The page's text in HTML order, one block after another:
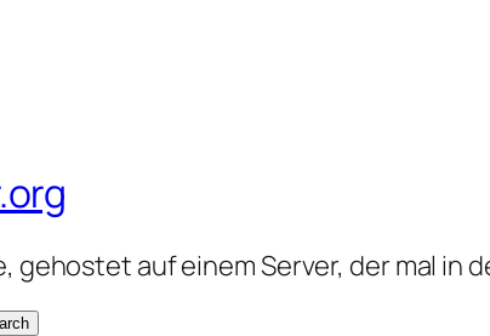
gehostet auf einem Server, der mal in